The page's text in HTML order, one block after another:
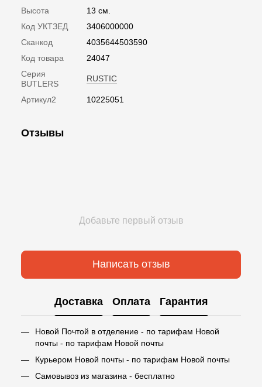
Высота
13 см.
Код УКТЗЕД
3406000000
Сканкод
4035644503590
Код товара
24047
Серия
BUTLERS
RUSTIC
Артикул2 10225051
Отзывы
Добавьте первый отзыв
Написать отзыв
Доставка Оплата Гарантия
Новой Почтой в отделение - по тарифам Новой
почты - по тарифам Новой почты
Курьером Новой почты - по тарифам Новой почты
Самовывоз из магазина - бесплатно